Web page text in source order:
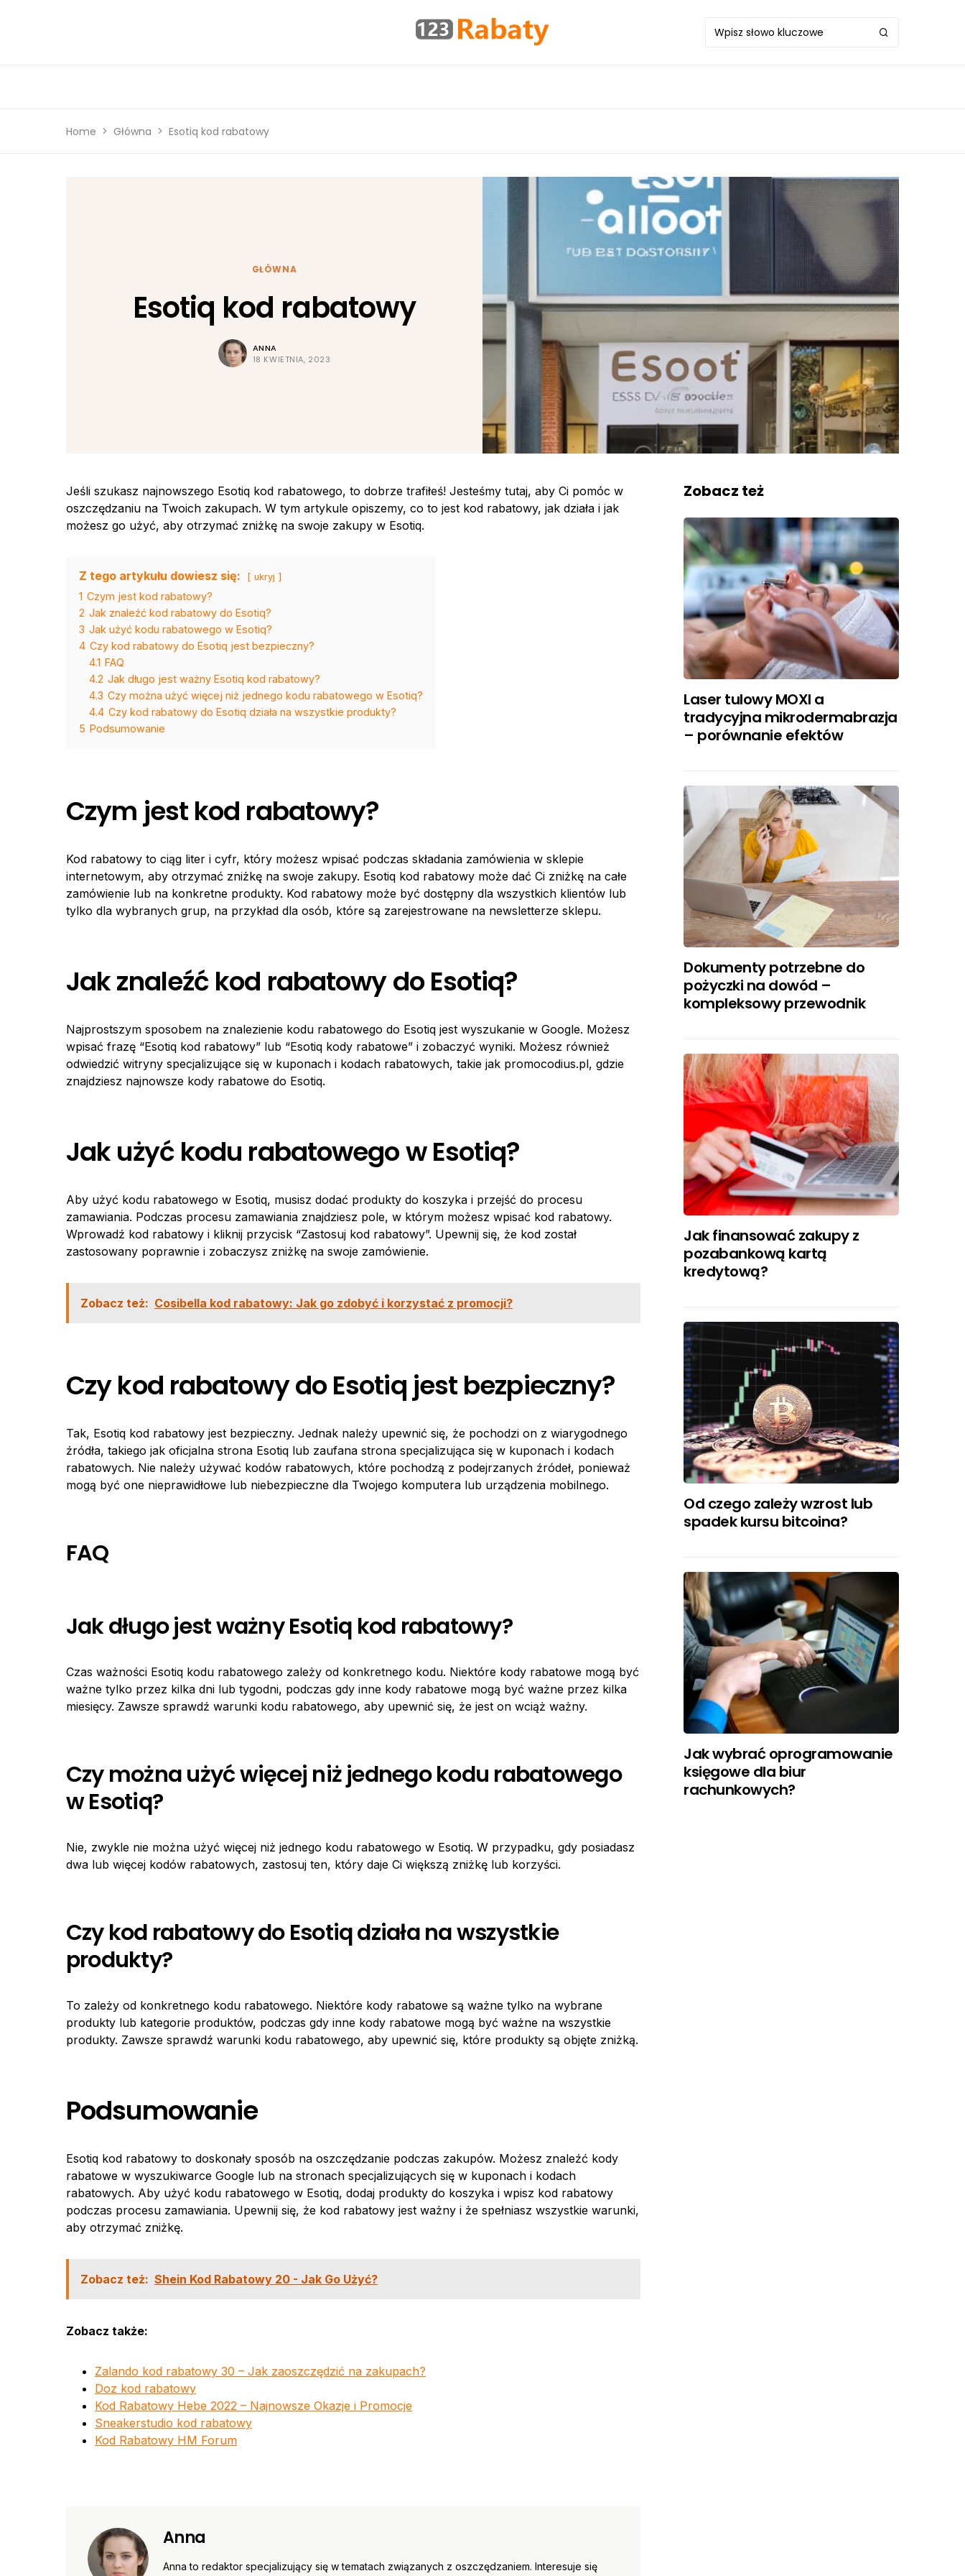
Home Główna Esotiq kod rabatowy
GŁÓWNA
Esotiq kod rabatowy
ANNA
18 KWIETNIA, 2023
Jeśli szukasz najnowszego Esotiq kod rabatowego, to dobrze trafiłeś! Jesteśmy tutaj, aby Ci pomóc w
oszczędzaniu na Twoich zakupach. W tym artykule opiszemy, co to jest kod rabatowy, jak działa i jak
możesz go użyć, aby otrzymać zniżkę na swoje zakupy w Esotiq.
Z tego artykułu dowiesz się: ukryj
1 Czym jest kod rabatowy?
2 Jak znaleźć kod rabatowy do Esotiq?
3 Jak użyć kodu rabatowego w Esotiq?
4 Czy kod rabatowy do Esotiq jest bezpieczny?
4.1 FAQ
4.2 Jak długo jest ważny Esotiq kod rabatowy?
4.3 Czy można użyć więcej niż jednego kodu rabatowego w Esotiq?
4.4 Czy kod rabatowy do Esotiq działa na wszystkie produkty?
5 Podsumowanie
Czym jest kod rabatowy?
Kod rabatowy to ciąg liter i cyfr, który możesz wpisać podczas składania zamówienia w sklepie
internetowym, aby otrzymać zniżkę na swoje zakupy. Esotiq kod rabatowy może dać Ci zniżkę na całe
zamówienie lub na konkretne produkty. Kod rabatowy może być dostępny dla wszystkich klientów lub
tylko dla wybranych grup, na przykład dla osób, które są zarejestrowane na newsletterze sklepu.
Jak znaleźć kod rabatowy do Esotiq?
Najprostszym sposobem na znalezienie kodu rabatowego do Esotiq jest wyszukanie w Google. Możesz
wpisać frazę “Esotiq kod rabatowy” lub “Esotiq kody rabatowe” i zobaczyć wyniki. Możesz również
odwiedzić witryny specjalizujące się w kuponach i kodach rabatowych, takie jak promocodius.pl, gdzie
znajdziesz najnowsze kody rabatowe do Esotiq.
Jak użyć kodu rabatowego w Esotiq?
Aby użyć kodu rabatowego w Esotiq, musisz dodać produkty do koszyka i przejść do procesu
zamawiania. Podczas procesu zamawiania znajdziesz pole, w którym możesz wpisać kod rabatowy.
Wprowadź kod rabatowy i kliknij przycisk “Zastosuj kod rabatowy”. Upewnij się, że kod został
zastosowany poprawnie i zobaczysz zniżkę na swoje zamówienie.
Zobacz też: Cosibella kod rabatowy: Jak go zdobyć i korzystać z promocji?
Czy kod rabatowy do Esotiq jest bezpieczny?
Tak, Esotiq kod rabatowy jest bezpieczny. Jednak należy upewnić się, że pochodzi on z wiarygodnego
źródła, takiego jak oficjalna strona Esotiq lub zaufana strona specjalizująca się w kuponach i kodach
rabatowych. Nie należy używać kodów rabatowych, które pochodzą z podejrzanych źródeł, ponieważ
mogą być one nieprawidłowe lub niebezpieczne dla Twojego komputera lub urządzenia mobilnego.
FAQ
Jak długo jest ważny Esotiq kod rabatowy?
Czas ważności Esotiq kodu rabatowego zależy od konkretnego kodu. Niektóre kody rabatowe mogą być
ważne tylko przez kilka dni lub tygodni, podczas gdy inne kody rabatowe mogą być ważne przez kilka
miesięcy. Zawsze sprawdź warunki kodu rabatowego, aby upewnić się, że jest on wciąż ważny.
Czy można użyć więcej niż jednego kodu rabatowego
w Esotiq?
Nie, zwykle nie można użyć więcej niż jednego kodu rabatowego w Esotiq. W przypadku, gdy posiadasz
dwa lub więcej kodów rabatowych, zastosuj ten, który daje Ci większą zniżkę lub korzyści.
Czy kod rabatowy do Esotiq działa na wszystkie
produkty?
To zależy od konkretnego kodu rabatowego. Niektóre kody rabatowe są ważne tylko na wybrane
produkty lub kategorie produktów, podczas gdy inne kody rabatowe mogą być ważne na wszystkie
produkty. Zawsze sprawdź warunki kodu rabatowego, aby upewnić się, które produkty są objęte zniżką.
Podsumowanie
Esotiq kod rabatowy to doskonały sposób na oszczędzanie podczas zakupów. Możesz znaleźć kody
rabatowe w wyszukiwarce Google lub na stronach specjalizujących się w kuponach i kodach
rabatowych. Aby użyć kodu rabatowego w Esotiq, dodaj produkty do koszyka i wpisz kod rabatowy
podczas procesu zamawiania. Upewnij się, że kod rabatowy jest ważny i że spełniasz wszystkie warunki,
aby otrzymać zniżkę.
Zobacz też: Shein Kod Rabatowy 20 - Jak Go Użyć?
Zobacz także:
Zalando kod rabatowy 30 – Jak zaoszczędzić na zakupach?
Doz kod rabatowy
Kod Rabatowy Hebe 2022 – Najnowsze Okazje i Promocje
Sneakerstudio kod rabatowy
Kod Rabatowy HM Forum
Anna
Anna to redaktor specjalizujący się w tematach związanych z oszczędzaniem. Interesuje się
Zobacz też
Laser tulowy MOXI a
tradycyjna mikrodermabrazja
– porównanie efektów
Dokumenty potrzebne do
pożyczki na dowód –
kompleksowy przewodnik
Jak finansować zakupy z
pozabankową kartą
kredytową?
Od czego zależy wzrost lub
spadek kursu bitcoina?
Jak wybrać oprogramowanie
księgowe dla biur
rachunkowych?